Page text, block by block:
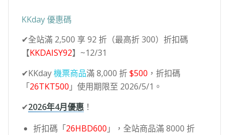
KKday 優惠碼
✔全站滿 2,500 享 92 折（最高折 300）折扣碼
【KKDAISY92】~12/31
✔KKday機票商品滿 8,000 折$500 ，折扣碼
「26TKT500 」使用期限至 2026/5/1。
✔2026年4月優惠！
折扣碼「26HBD600 」，全站商品滿 8000 折